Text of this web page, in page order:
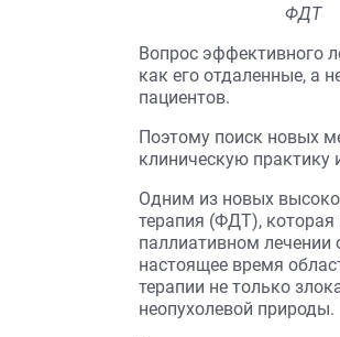
ФДТ
Вопрос эффективного
как его отдаленные, а
пациентов.
Поэтому поиск новых
клиническую практику
Одним из новых
терапия (ФДТ),
паллиативном лечении
настоящее время
терапии не только
не­опухолевой природы.